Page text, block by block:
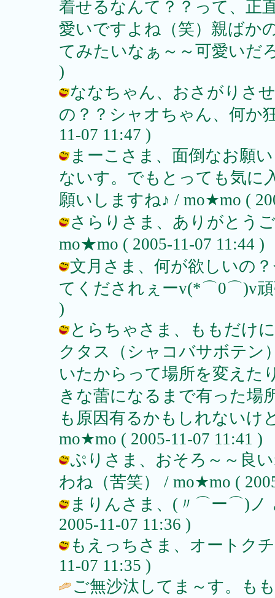
着せるなんて？？って、正
愛いですよね（笑）親ばか
てみたいなぁ～～可愛いだ
)
ななちゃん、おさがりさ
の？？シャオちゃん、何か
11-07 11:47 )
まーこさま、面倒なお願
ないす。でもとっても気に
願いしますね♪ / mo★mo (
さらりさま、ありがとう
mo★mo ( 2005-11-07 11:44 )
文月さま、何が欲しいの
てくだされぇーv(*⌒0⌒)v頑
)
とらちゃさま、ももだけ
クタス（シャコバサボテン
いたからって場所を変えた
きな蕾になるまで有った場
も原因有るかもしれないけ
mo★mo ( 2005-11-07 11:41 )
ぷりさま、おそろ～～良
わね（苦笑） / mo★mo (
まりんさま、(〃⌒ー⌒)ノ
2005-11-07 11:36 )
もえっちさま、オートク
11-07 11:35 )
ご無沙汰してま～す。も